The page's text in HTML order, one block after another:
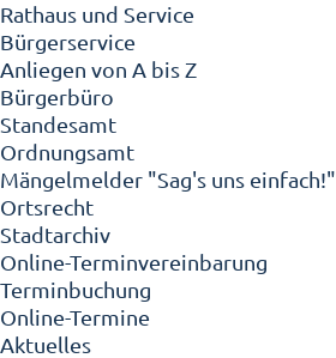
Rathaus und Service
Bürgerservice
Anliegen von A bis Z
Bürgerbüro
Standesamt
Ordnungsamt
Mängelmelder "Sag's uns einfach!"
Ortsrecht
Stadtarchiv
Online-Terminvereinbarung
Terminbuchung
Online-Termine
Aktuelles